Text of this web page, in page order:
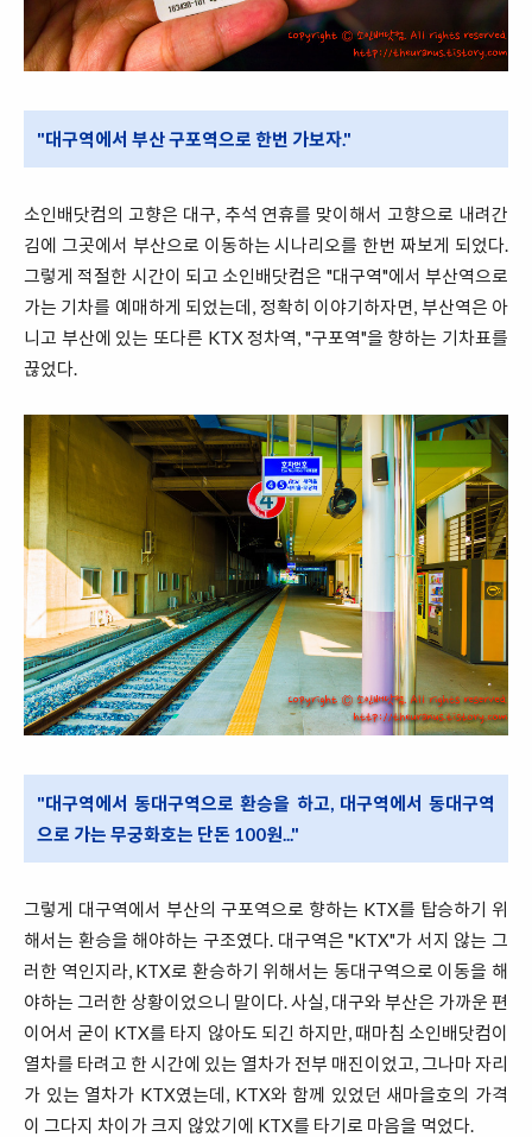
"대구역에서 부산 구포역으로 한번 가보자."
소인배닷컴의 고향은 대구, 추석 연휴를 맞이해서 고향으로 내려간
김에 그곳에서 부산으로 이동하는 시나리오를 한번 짜보게 되었다.
그렇게 적절한 시간이 되고 소인배닷컴은 "대구역"에서 부산역으로
가는 기차를 예매하게 되었는데, 정확히 이야기하자면, 부산역은 아
니고 부산에 있는 또다른 KTX 정차역, "구포역"을 향하는 기차표를
끊었다.
"대구역에서 동대구역으로 환승을 하고, 대구역에서 동대구역
으로 가는 무궁화호는 단돈 100원..."
그렇게 대구역에서 부산의 구포역으로 향하는 KTX를 탑승하기 위
해서는 환승을 해야하는 구조였다. 대구역은 "KTX"가 서지 않는 그
러한 역인지라, KTX로 환승하기 위해서는 동대구역으로 이동을 해
야하는 그러한 상황이었으니 말이다. 사실, 대구와 부산은 가까운 편
이어서 굳이 KTX를 타지 않아도 되긴 하지만, 때마침 소인배닷컴이
열차를 타려고 한 시간에 있는 열차가 전부 매진이었고, 그나마 자리
가 있는 열차가 KTX였는데, KTX와 함께 있었던 새마을호의 가격
이 그다지 차이가 크지 않았기에 KTX를 타기로 마음을 먹었다.